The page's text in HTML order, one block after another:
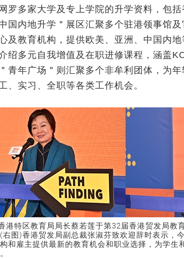
罗多家大学及专上学院的升学资料，包
国内地升学＂展区汇聚多个驻港领事馆
及教育机构，提供欧美、亚洲、中国内
绍多元自我增值及在职进修课程，涵盖
青年广场＂则汇聚多个非牟利团体，为
、实习、全职等各类工作机会。
港特区教育局局长蔡若莲于第32届香港贸发局教
右图)香港贸发局副总裁张淑芬致欢迎辞时表示，
和雇主提供最新的教育机会和职业选择，为学生